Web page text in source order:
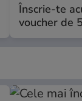
Înscrie-te
voucher de